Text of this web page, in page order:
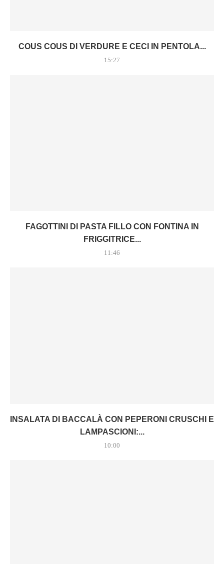
COUS COUS DI VERDURE E CECI IN PENTOLA...
15:27
FAGOTTINI DI PASTA FILLO CON FONTINA IN
FRIGGITRICE...
11:46
INSALATA DI BACCALÀ CON PEPERONI CRUSCHI E
LAMPASCIONI:...
10:00